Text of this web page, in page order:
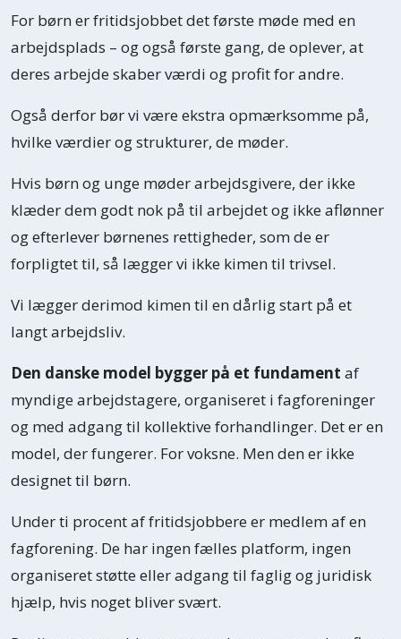
For børn er fritidsjobbet det første møde med en
arbejdsplads – og også første gang, de oplever, at
deres arbejde skaber værdi og profit for andre.
Også derfor bør vi være ekstra opmærksomme på,
hvilke værdier og strukturer, de møder.
Hvis børn og unge møder arbejdsgivere, der ikke
klæder dem godt nok på til arbejdet og ikke aflønner
og efterlever børnenes rettigheder, som de er
forpligtet til, så lægger vi ikke kimen til trivsel.
Vi lægger derimod kimen til en dårlig start på et
langt arbejdsliv.
Den danske model bygger på et fundament af
myndige arbejdstagere, organiseret i fagforeninger
og med adgang til kollektive forhandlinger. Det er en
model, der fungerer. For voksne. Men den er ikke
designet til børn.
Under ti procent af fritidsjobbere er medlem af en
fagforening. De har ingen fælles platform, ingen
organiseret støtte eller adgang til faglig og juridisk
hjælp, hvis noget bliver svært.